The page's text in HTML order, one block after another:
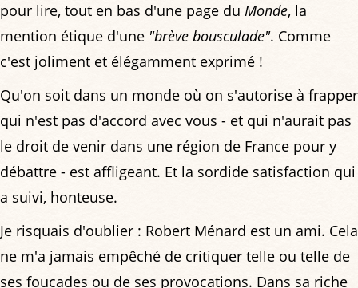
pour lire, tout en bas d'une page du Monde, la
mention étique d'une "brève bousculade". Comme
c'est joliment et élégamment exprimé !
Qu'on soit dans un monde où on s'autorise à frapper
qui n'est pas d'accord avec vous - et qui n'aurait pas
le droit de venir dans une région de France pour y
débattre - est affligeant. Et la sordide satisfaction qui
a suivi, honteuse.
Je risquais d'oublier : Robert Ménard est un ami. Cela
ne m'a jamais empêché de critiquer telle ou telle de
ses foucades ou de ses provocations. Dans sa riche